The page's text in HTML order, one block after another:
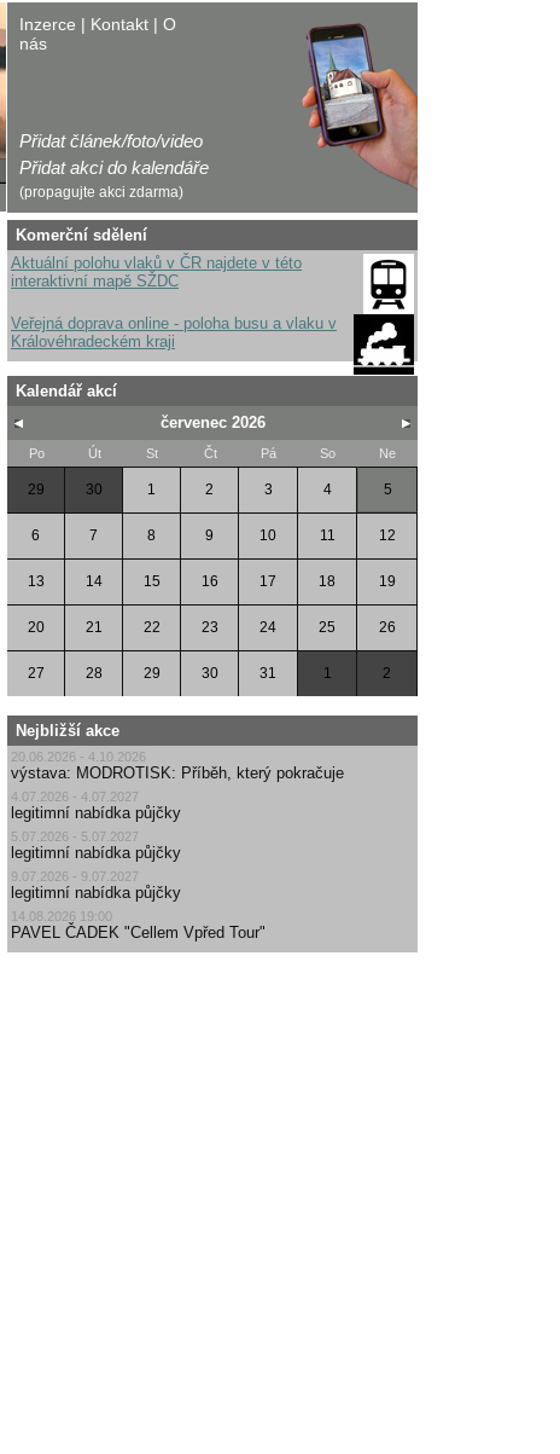
Inzerce | Kontakt | O
nás
Přidat článek/foto/video
Přidat akci do kalendáře
(propagujte akci zdarma)
Komerční sdělení
Aktuální polohu vlaků v ČR najdete v této
interaktivní mapě SŽDC
Veřejná doprava online - poloha busu a vlaku v
Královéhradeckém kraji
Kalendář akcí
červenec 2026
Po Út St Čt Pá So Ne
29 30 1 2 3 4 5
6 7 8 9 10 11 12
13 14 15 16 17 18 19
20 21 22 23 24 25 26
27 28 29 30 31 1 2
Nejbližší akce
20.06.2026 - 4.10.2026
výstava: MODROTISK: Příběh, který pokračuje
4.07.2026 - 4.07.2027
legitimní nabídka půjčky
5.07.2026 - 5.07.2027
legitimní nabídka půjčky
9.07.2026 - 9.07.2027
legitimní nabídka půjčky
14.08.2026 19:00
PAVEL ČADEK "Cellem Vpřed Tour"